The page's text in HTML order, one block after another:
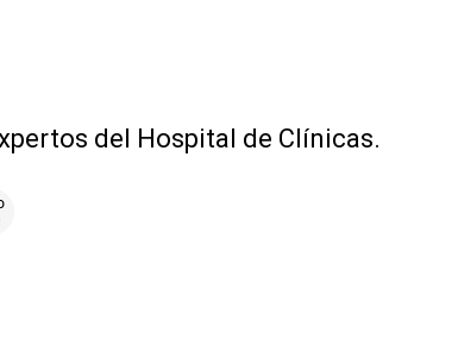
del Hospital de Clínicas.